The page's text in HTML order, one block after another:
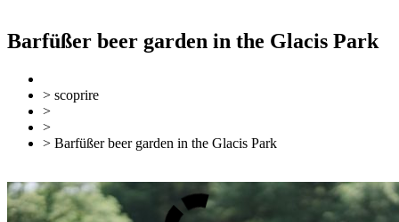
Barfüßer beer garden in the Glacis Park
> scoprire
>
>
> Barfüßer beer garden in the Glacis Park